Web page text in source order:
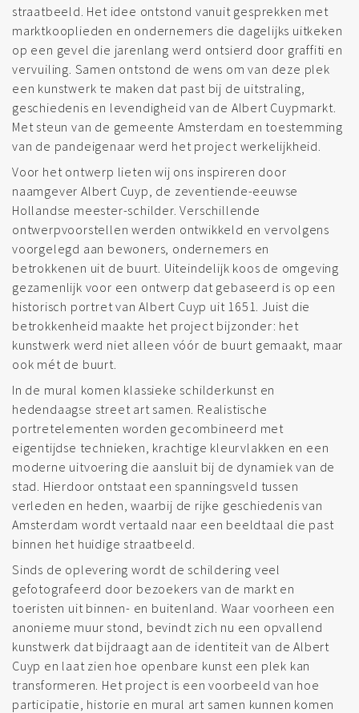
straatbeeld. Het idee ontstond vanuit gesprekken met
marktkooplieden en ondernemers die dagelijks uitkeken
op een gevel die jarenlang werd ontsierd door graffiti en
vervuiling. Samen ontstond de wens om van deze plek
een kunstwerk te maken dat past bij de uitstraling,
geschiedenis en levendigheid van de Albert Cuypmarkt.
Met steun van de gemeente Amsterdam en toestemming
van de pandeigenaar werd het project werkelijkheid.
Voor het ontwerp lieten wij ons inspireren door
naamgever Albert Cuyp, de zeventiende-eeuwse
Hollandse meester-schilder. Verschillende
ontwerpvoorstellen werden ontwikkeld en vervolgens
voorgelegd aan bewoners, ondernemers en
betrokkenen uit de buurt. Uiteindelijk koos de omgeving
gezamenlijk voor een ontwerp dat gebaseerd is op een
historisch portret van Albert Cuyp uit 1651. Juist die
betrokkenheid maakte het project bijzonder: het
kunstwerk werd niet alleen vóór de buurt gemaakt, maar
ook mét de buurt.
In de mural komen klassieke schilderkunst en
hedendaagse street art samen. Realistische
portretelementen worden gecombineerd met
eigentijdse technieken, krachtige kleurvlakken en een
moderne uitvoering die aansluit bij de dynamiek van de
stad. Hierdoor ontstaat een spanningsveld tussen
verleden en heden, waarbij de rijke geschiedenis van
Amsterdam wordt vertaald naar een beeldtaal die past
binnen het huidige straatbeeld.
Sinds de oplevering wordt de schildering veel
gefotografeerd door bezoekers van de markt en
toeristen uit binnen- en buitenland. Waar voorheen een
anonieme muur stond, bevindt zich nu een opvallend
kunstwerk dat bijdraagt aan de identiteit van de Albert
Cuyp en laat zien hoe openbare kunst een plek kan
transformeren. Het project is een voorbeeld van hoe
participatie, historie en mural art samen kunnen komen